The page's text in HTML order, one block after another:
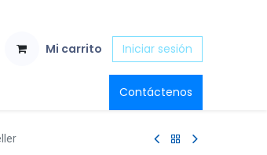
Mi carrito Iniciar sesión
Contáctenos